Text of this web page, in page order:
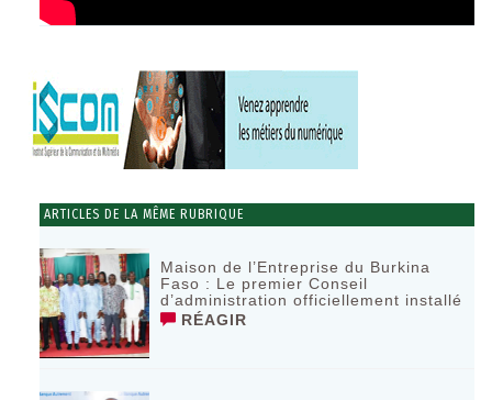
ARTICLES DE LA MÊME RUBRIQUE
Maison de l’Entreprise du Burkina
Faso : Le premier Conseil
d’administration officiellement installé
RÉAGIR